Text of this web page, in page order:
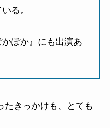
る。
かぽか』にも出演あ
たきっかけも、とても